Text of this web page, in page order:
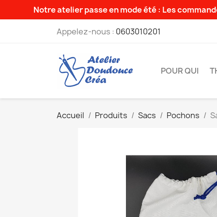
Notre atelier passe en mode été : Les
Appelez-nous : 0603010201
POUR QUI
Accueil Produits Sacs Pochons